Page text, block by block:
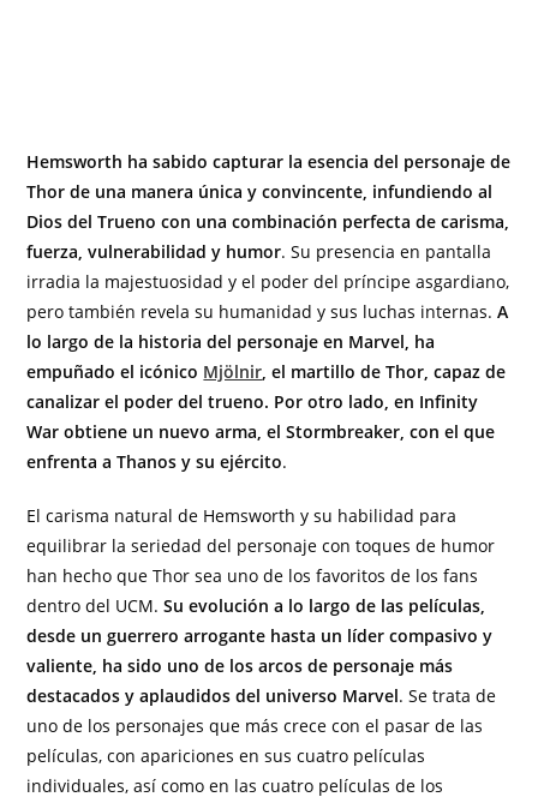
Hemsworth ha sabido capturar la esencia del personaje de
Thor de una manera única y convincente, infundiendo al
Dios del Trueno con una combinación perfecta de carisma,
fuerza, vulnerabilidad y humor. Su presencia en pantalla
irradia la majestuosidad y el poder del príncipe asgardiano,
pero también revela su humanidad y sus luchas internas.A
lo largo de la historia del personaje en Marvel, ha
empuñado el icónico Mjölnir, el martillo de Thor, capaz de
canalizar el poder del trueno. Por otro lado, en Infinity
War obtiene un nuevo arma, el Stormbreaker, con el que
enfrenta a Thanos y su ejército.
El carisma natural de Hemsworth y su habilidad para
equilibrar la seriedad del personaje con toques de humor
han hecho que Thor sea uno de los favoritos de los fans
dentro del UCM.Su evolución a lo largo de las películas,
desde un guerrero arrogante hasta un líder compasivo y
valiente, ha sido uno de los arcos de personaje más
destacados y aplaudidos del universo Marvel. Se trata de
uno de los personajes que más crece con el pasar de las
películas, con apariciones en sus cuatro películas
individuales, así como en las cuatro películas de los